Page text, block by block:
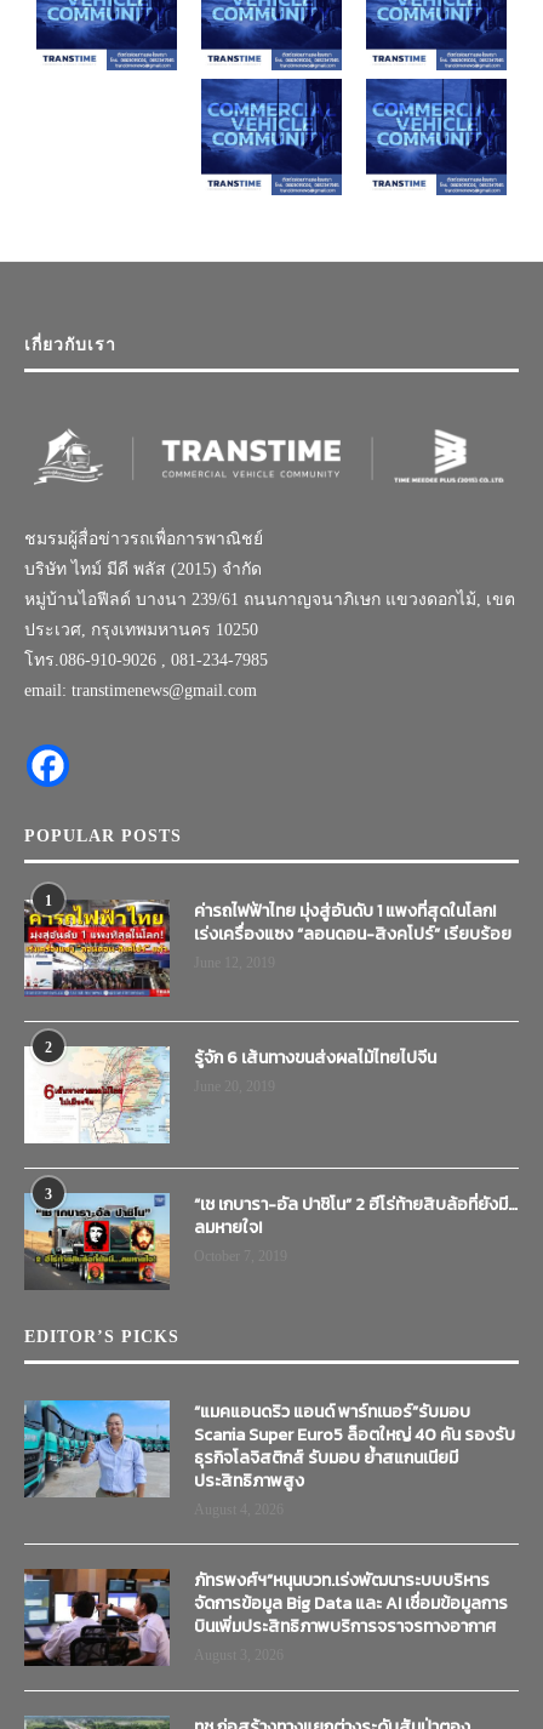
เกี่ยวกับเรา
ชมรมผู้สื่อข่าวรถเพื่อการพาณิชย์
บริษัท ไทม์ มีดี พลัส (2015) จำกัด
หมู่บ้านไอฟีลด์ บางนา 239/61 ถนนกาญจนาภิเษก แขวงดอกไม้, เขต
ประเวศ, กรุงเทพมหานคร 10250
โทร.086-910-9026 , 081-234-7985
email: transtimenews@gmail.com
POPULAR POSTS
1
ค่ารถไฟฟ้าไทย มุ่งสู่อันดับ 1 แพงที่สุดในโลก!
เร่งเครื่องแซง “ลอนดอน-สิงคโปร์” เรียบร้อย
2 รู้จัก 6 เส้นทางขนส่งผลไม้ไทยไปจีน
3
“เช เกบารา-อัล ปาชิโน” 2 ฮีโร่ท้ายสิบล้อที่ยังมี…
ลมหายใจ!
EDITOR’S PICKS
“แมคแอนดริว แอนด์ พาร์ทเนอร์”รับมอบ
Scania Super Euro5 ล็อตใหญ่ 40 คัน รองรับ
ธุรกิจโลจิสติกส์ รับมอบ ย้ำสแกนเนียมี
ประสิทธิภาพสูง
ภัทรพงศ์ฯ”หนุนบวท.เร่งพัฒนาระบบบริหาร
จัดการข้อมูล Big Data และ AI เชื่อมข้อมูลการ
บินเพิ่มประสิทธิภาพบริการจราจรทางอากาศ